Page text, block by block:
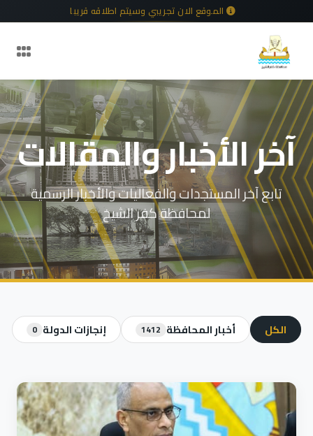
الموقع الان تجريبي وسيتم اطلاقه قريبا
آخر الأخبار والمقالات
تابع آخر المستجدات والفعاليات والأخبار الرسمية
لمحافظة كفر الشيخ
الكل أخبار المحافظة 1412 إنجازات الدولة 0